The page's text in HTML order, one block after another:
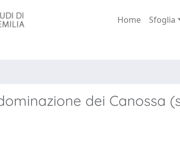
Home Sfoglia
dei Canossa